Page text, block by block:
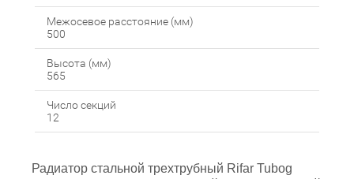
Межосевое расстояние (мм)
500
Высота (мм)
565
Число секций
12
Радиатор стальной трехтрубный Rifar Tubog